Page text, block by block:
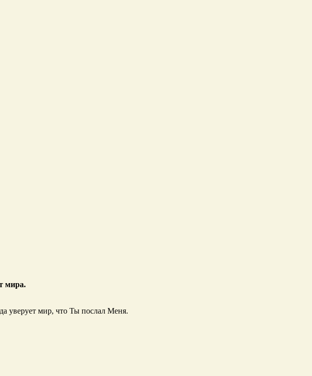
мира.
уверует мир, что Ты послал Меня.